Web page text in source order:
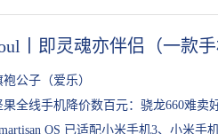
丨即灵魂亦伴侣（一款手
袍公子（爱乐）
果全线手机降价数百元：骁龙660难卖
OS 已适配小米手机3、小米手